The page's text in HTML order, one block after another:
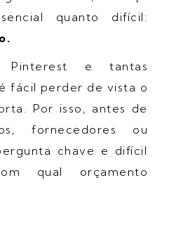
quanto difícil:
e tantas
fácil perder de vista o
Por isso, antes de
fornecedores ou
chave e difícil
qual orçamento